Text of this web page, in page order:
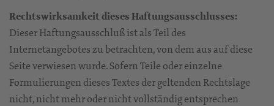
Rechtswirksamkeit dieses Haftungsausschlusses:
Dieser Haftungsausschluß ist als Teil des
Internetangebotes zu betrachten, von dem aus auf diese
Seite verwiesen wurde. Sofern Teile oder einzelne
Formulierungen dieses Textes der geltenden Rechtslage
nicht, nicht mehr oder nicht vollständig entsprechen